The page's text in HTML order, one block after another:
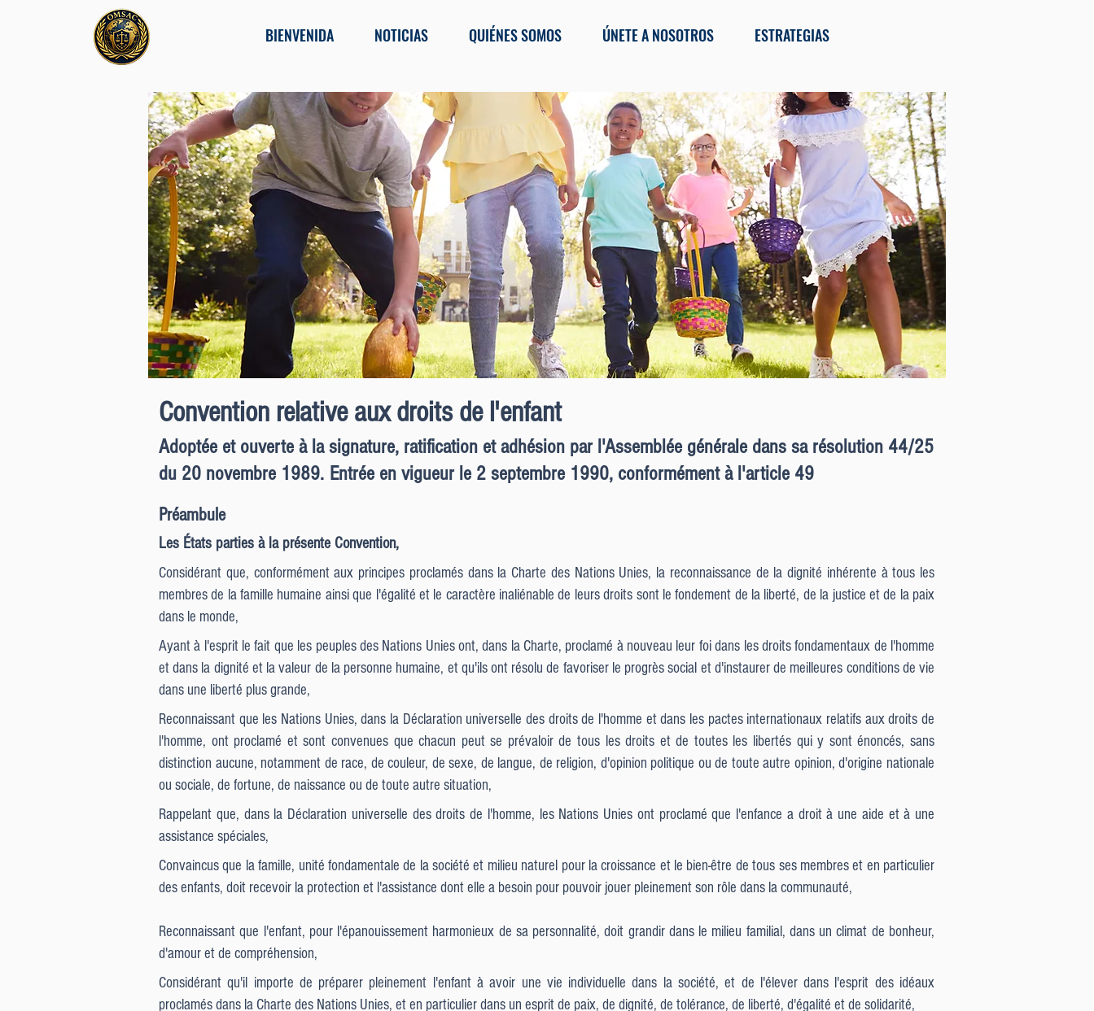
BIENVENIDA NOTICIAS QUIÉNES SOMOS ÚNETE A NOSOTROS ESTRATEGIAS
Convention relative aux droits de l'enfant
Adoptée et ouverte à la signature, ratification et adhésion par l'Assemblée générale dans sa résolution 44/25
du 20 novembre 1989. Entrée en vigueur le 2 septembre 1990, conformément à l'article 49
Préambule
Les États parties à la présente Convention,
Considérant que, conformément aux principes proclamés dans la Charte des Nations Unies, la reconnaissance de la dignité inhérente à tous les
membres de la famille humaine ainsi que l'égalité et le caractère inaliénable de leurs droits sont le fondement de la liberté, de la justice et de la paix
dans le monde,
Ayant à l'esprit le fait que les peuples des Nations Unies ont, dans la Charte, proclamé à nouveau leur foi dans les droits fondamentaux de l'homme
et dans la dignité et la valeur de la personne humaine, et qu'ils ont résolu de favoriser le progrès social et d'instaurer de meilleures conditions de vie
dans une liberté plus grande,
Reconnaissant que les Nations Unies, dans la Déclaration universelle des droits de l'homme et dans les pactes internationaux relatifs aux droits de
l'homme, ont proclamé et sont convenues que chacun peut se prévaloir de tous les droits et de toutes les libertés qui y sont énoncés, sans
distinction aucune, notamment de race, de couleur, de sexe, de langue, de religion, d'opinion politique ou de toute autre opinion, d'origine nationale
ou sociale, de fortune, de naissance ou de toute autre situation,
Rappelant que, dans la Déclaration universelle des droits de l'homme, les Nations Unies ont proclamé que l'enfance a droit à une aide et à une
assistance spéciales,
Convaincus que la famille, unité fondamentale de la société et milieu naturel pour la croissance et le bien-être de tous ses membres et en particulier
des enfants, doit recevoir la protection et l'assistance dont elle a besoin pour pouvoir jouer pleinement son rôle dans la communauté,
Reconnaissant que l'enfant, pour l'épanouissement harmonieux de sa personnalité, doit grandir dans le milieu familial, dans un climat de bonheur,
d'amour et de compréhension,
Considérant qu'il importe de préparer pleinement l'enfant à avoir une vie individuelle dans la société, et de l'élever dans l'esprit des idéaux
proclamés dans la Charte des Nations Unies, et en particulier dans un esprit de paix, de dignité, de tolérance, de liberté, d'égalité et de solidarité,